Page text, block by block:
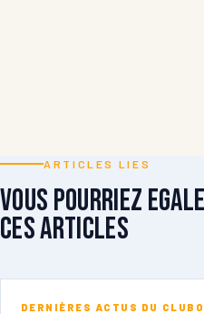
ARTICLES LIES
Vous pourriez
ces articles
DERNIÈRES ACTUS DU CLUB